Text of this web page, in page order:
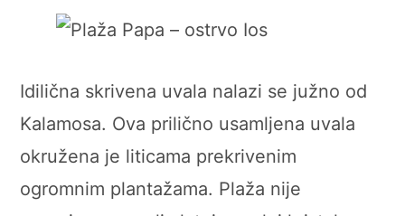
Idilična skrivena uvala nalazi se južno od
Kalamosa. Ova prilično usamljena uvala
okružena je liticama prekrivenim
ogromnim plantažama. Plaža nije